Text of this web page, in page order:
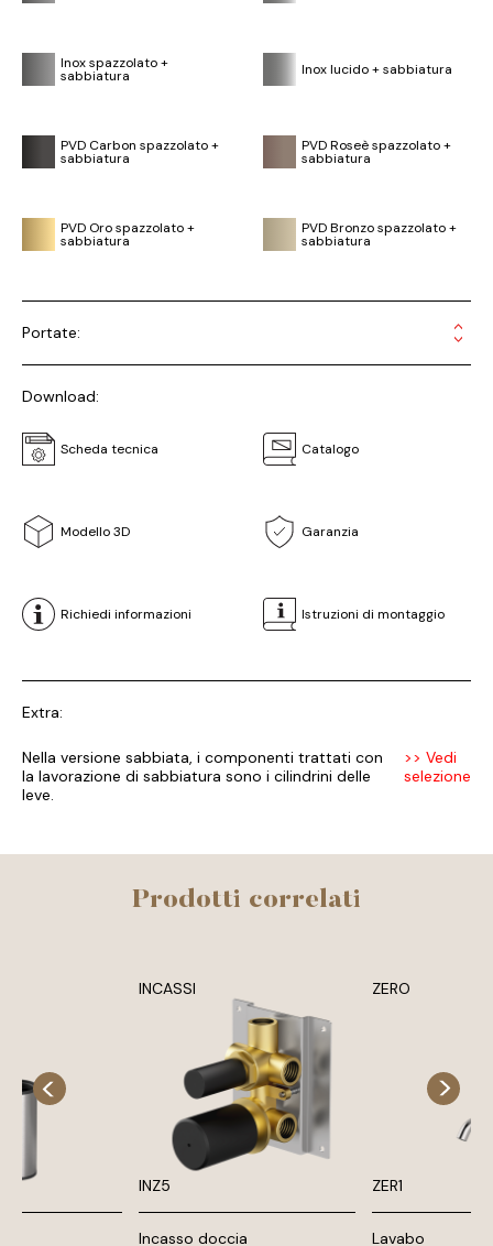
Inox spazzolato +
sabbiatura Inox lucido + sabbiatura
PVD Carbon spazzolato +
sabbiatura
PVD Roseè spazzolato +
sabbiatura
PVD Oro spazzolato +
sabbiatura
PVD Bronzo spazzolato +
sabbiatura
Portate:
Download:
Scheda tecnica Catalogo
Modello 3D Garanzia
Richiedi informazioni Istruzioni di montaggio
Extra:
Nella versione sabbiata, i componenti trattati con
la lavorazione di sabbiatura sono i cilindrini delle
leve.
>> Vedi
selezione
Prodotti correlati
INCASSI
INZ5
Incasso doccia
ZERO
ZER1
Lavabo